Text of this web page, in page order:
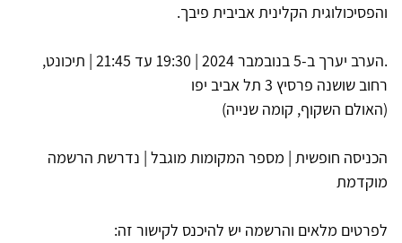
והפסיכולוגית הקלינית אביבית פיבך.
.הערב יערך ב-5 בנובמבר 2024 | 19:30 עד 21:45 | תיכונט,
רחוב שושנה פרסיץ 3 תל אביב יפו
(האולם השקוף, קומה שנייה)
הכניסה חופשית | מספר המקומות מוגבל | נדרשת הרשמה
מוקדמת
לפרטים מלאים והרשמה יש להיכנס לקישור זה: